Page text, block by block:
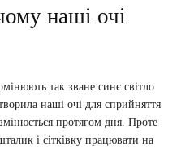
наші очі
так зване синє світло
наші очі для сприйняття
протягом дня. Проте
і сітківку працювати на